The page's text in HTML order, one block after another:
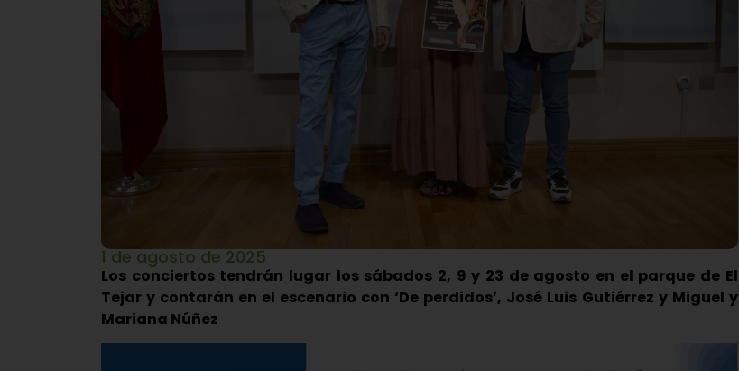
1 de agosto de 2025
Los conciertos tendrán lugar los sábados 2, 9 y 23 de agosto en el parque de El
Tejar y contarán en el escenario con ‘De perdidos’, José Luis Gutiérrez y Miguel y
Mariana Núñez